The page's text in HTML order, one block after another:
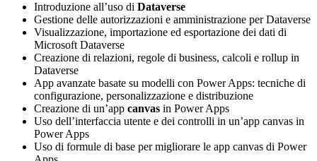
Introduzione all’uso di Dataverse
Gestione delle autorizzazioni e amministrazione per Dataverse
Visualizzazione, importazione ed esportazione dei dati di
Microsoft Dataverse
Creazione di relazioni, regole di business, calcoli e rollup in
Dataverse
App avanzate basate su modelli con Power Apps: tecniche di
configurazione, personalizzazione e distribuzione
Creazione di un’app canvas in Power Apps
Uso dell’interfaccia utente e dei controlli in un’app canvas in
Power Apps
Uso di formule di base per migliorare le app canvas di Power